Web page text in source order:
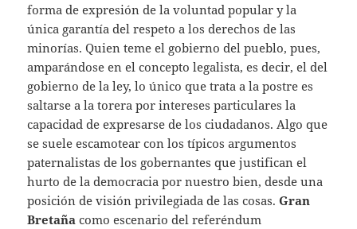
forma de expresión de la voluntad popular y la
única garantía del respeto a los derechos de las
minorías. Quien teme el gobierno del pueblo, pues,
amparándose en el concepto legalista, es decir, el del
gobierno de la ley, lo único que trata a la postre es
saltarse a la torera por intereses particulares la
capacidad de expresarse de los ciudadanos. Algo que
se suele escamotear con los típicos argumentos
paternalistas de los gobernantes que justifican el
hurto de la democracia por nuestro bien, desde una
posición de visión privilegiada de las cosas.Gran
Bretaña como escenario del referéndum